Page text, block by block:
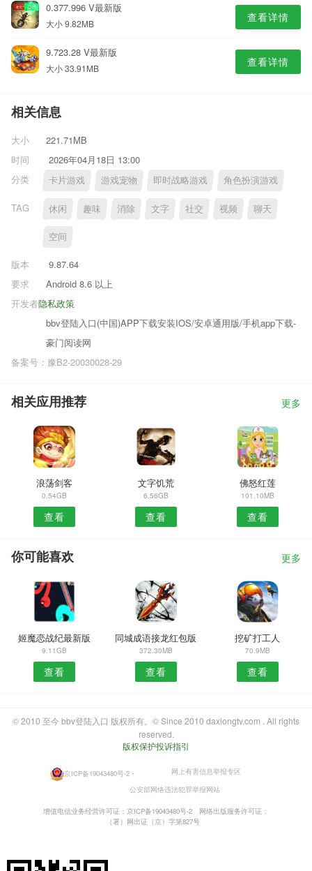
0.377.996 V最新版
大小 9.82MB 查看详情
9.723.28 V最新版
大小 33.91MB 查看详情
相关信息
大小
221.71MB
时间
2026年04月18日 13:00
分类
卡片游戏 游戏宠物 即时战略游戏 角色扮演游戏
TAG 休闲 趣味 消除 文字 社交 视频 聊天
空间
版本
9.87.64
要求
Android 8.6 以上
隐私政策
开发者
bbv登陆入口(中国)APP下载安装IOS/安卓通用版/手机app下载-
豪门阅读网
备案号：豫B2-20030028-29
相关应用推荐 更多
浪荡剑客
0.54GB
查看
文字饥荒
6.56GB
查看
佛怒红莲
101.10MB
查看
你可能喜欢 更多
姬魔恋战纪最新版
9.11GB
查看
同城成语接龙红包版
372.30MB
查看
挖矿打工人
70.9MB
查看
© 2010 至今 bbv登陆入口 版权所有。© Since 2010 daxiongtv.com . All rights
reserved.
版权保护投诉指引
京ICP备19043480号-2 ・
网上有害信息举报专区
公安部网络违法犯罪举报网站
增值电信业务经营许可证：京ICP备19043480号-2
网络出版服务许可证：
（署）网出证（京）字第827号